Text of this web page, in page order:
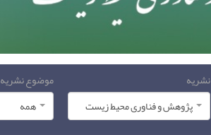
نشریه
پژوهش و فناوری محیط زیست
موضوع نشریه
همه